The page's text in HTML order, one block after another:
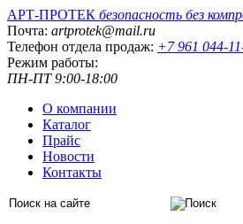
АРТ-ПРОТЕК безопасность без
Почта: artprotek@mail.ru
Телефон отдела продаж: +7 961 044-
Режим работы:
ПН-ПТ 9:00-18:00
О компании
Каталог
Прайс
Новости
Контакты